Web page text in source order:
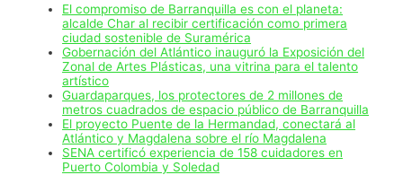
través
museos
El compromiso de Barranquilla es con el planeta:
alcalde Char al recibir certificación como primera
ciudad sostenible de Suramérica
Gobernación del Atlántico inauguró la Exposición del
Zonal de Artes Plásticas, una vitrina para el talento
artístico
Guardaparques, los protectores de 2 millones de
metros cuadrados de espacio público de Barranquilla
El proyecto Puente de la Hermandad, conectará al
Atlántico y Magdalena sobre el río Magdalena
SENA certificó experiencia de 158 cuidadores en
Puerto Colombia y Soledad